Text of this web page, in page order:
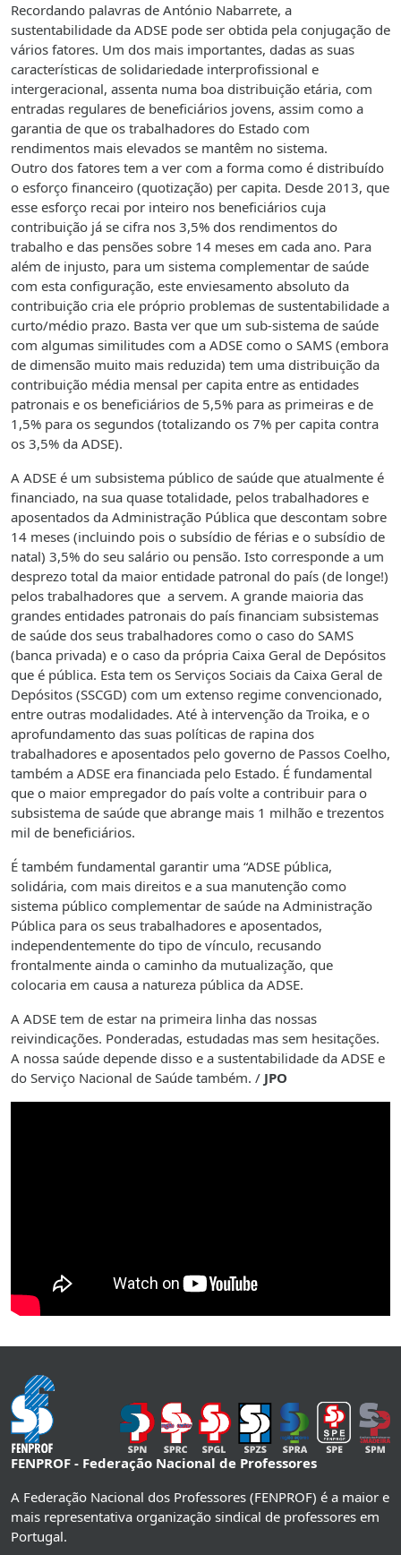
Recordando palavras de António Nabarrete, a
sustentabilidade da ADSE pode ser obtida pela conjugação de
vários fatores. Um dos mais importantes, dadas as suas
características de solidariedade interprofissional e
intergeracional, assenta numa boa distribuição etária, com
entradas regulares de beneficiários jovens, assim como a
garantia de que os trabalhadores do Estado com
rendimentos mais elevados se mantêm no sistema.
Outro dos fatores tem a ver com a forma como é distribuído
o esforço financeiro (quotização) per capita. Desde 2013, que
esse esforço recai por inteiro nos beneficiários cuja
contribuição já se cifra nos 3,5% dos rendimentos do
trabalho e das pensões sobre 14 meses em cada ano. Para
além de injusto, para um sistema complementar de saúde
com esta configuração, este enviesamento absoluto da
contribuição cria ele próprio problemas de sustentabilidade a
curto/médio prazo. Basta ver que um sub-sistema de saúde
com algumas similitudes com a ADSE como o SAMS (embora
de dimensão muito mais reduzida) tem uma distribuição da
contribuição média mensal per capita entre as entidades
patronais e os beneficiários de 5,5% para as primeiras e de
1,5% para os segundos (totalizando os 7% per capita contra
os 3,5% da ADSE).
A ADSE é um subsistema público de saúde que atualmente é
financiado, na sua quase totalidade, pelos trabalhadores e
aposentados da Administração Pública que descontam sobre
14 meses (incluindo pois o subsídio de férias e o subsídio de
natal) 3,5% do seu salário ou pensão. Isto corresponde a um
desprezo total da maior entidade patronal do país (de longe!)
pelos trabalhadores que a servem. A grande maioria das
grandes entidades patronais do país financiam subsistemas
de saúde dos seus trabalhadores como o caso do SAMS
(banca privada) e o caso da própria Caixa Geral de Depósitos
que é pública. Esta tem os Serviços Sociais da Caixa Geral de
Depósitos (SSCGD) com um extenso regime convencionado,
entre outras modalidades. Até à intervenção da Troika, e o
aprofundamento das suas políticas de rapina dos
trabalhadores e aposentados pelo governo de Passos Coelho,
também a ADSE era financiada pelo Estado. É fundamental
que o maior empregador do país volte a contribuir para o
subsistema de saúde que abrange mais 1 milhão e trezentos
mil de beneficiários.
É também fundamental garantir uma “ADSE pública,
solidária, com mais direitos e a sua manutenção como
sistema público complementar de saúde na Administração
Pública para os seus trabalhadores e aposentados,
independentemente do tipo de vínculo, recusando
frontalmente ainda o caminho da mutualização, que
colocaria em causa a natureza pública da ADSE.
A ADSE tem de estar na primeira linha das nossas
reivindicações. Ponderadas, estudadas mas sem hesitações.
A nossa saúde depende disso e a sustentabilidade da ADSE e
do Serviço Nacional de Saúde também. / JPO
FENPROF - Federação Nacional de Professores
A Federação Nacional dos Professores (FENPROF) é a maior e
mais representativa organização sindical de professores em
Portugal.